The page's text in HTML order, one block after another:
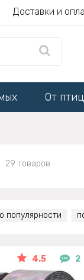
Доставки и
От птиц
29 товаров
популярности
4.5 2